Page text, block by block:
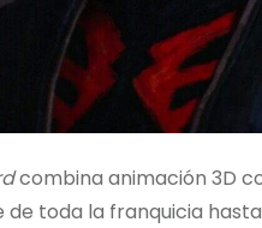
combina animación 3D
toda la franquicia